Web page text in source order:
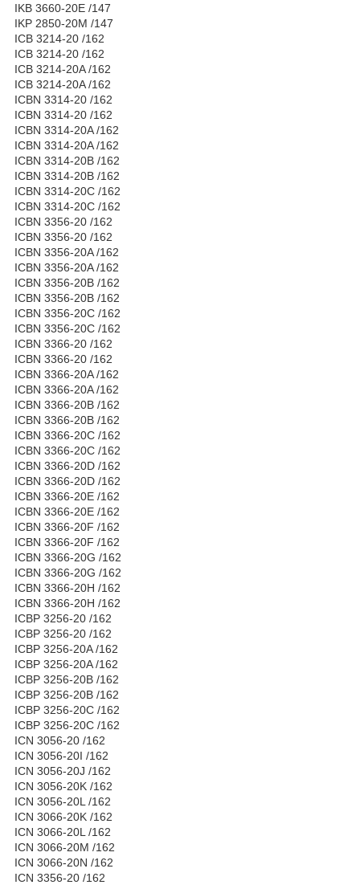
IKB 3660-20E /147
IKP 2850-20M /147
ICB 3214-20 /162
ICB 3214-20 /162
ICB 3214-20A /162
ICB 3214-20A /162
ICBN 3314-20 /162
ICBN 3314-20 /162
ICBN 3314-20A /162
ICBN 3314-20A /162
ICBN 3314-20B /162
ICBN 3314-20B /162
ICBN 3314-20C /162
ICBN 3314-20C /162
ICBN 3356-20 /162
ICBN 3356-20 /162
ICBN 3356-20A /162
ICBN 3356-20A /162
ICBN 3356-20B /162
ICBN 3356-20B /162
ICBN 3356-20C /162
ICBN 3356-20C /162
ICBN 3366-20 /162
ICBN 3366-20 /162
ICBN 3366-20A /162
ICBN 3366-20A /162
ICBN 3366-20B /162
ICBN 3366-20B /162
ICBN 3366-20C /162
ICBN 3366-20C /162
ICBN 3366-20D /162
ICBN 3366-20D /162
ICBN 3366-20E /162
ICBN 3366-20E /162
ICBN 3366-20F /162
ICBN 3366-20F /162
ICBN 3366-20G /162
ICBN 3366-20G /162
ICBN 3366-20H /162
ICBN 3366-20H /162
ICBP 3256-20 /162
ICBP 3256-20 /162
ICBP 3256-20A /162
ICBP 3256-20A /162
ICBP 3256-20B /162
ICBP 3256-20B /162
ICBP 3256-20C /162
ICBP 3256-20C /162
ICN 3056-20 /162
ICN 3056-20I /162
ICN 3056-20J /162
ICN 3056-20K /162
ICN 3056-20L /162
ICN 3066-20K /162
ICN 3066-20L /162
ICN 3066-20M /162
ICN 3066-20N /162
ICN 3356-20 /162